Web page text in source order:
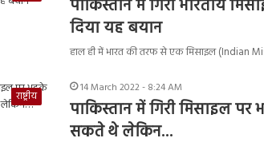
पाकिस्तान में गिरी भारतीय
दिया यह बयान
हाल ही में भारत की तरफ से एक मिसाइल (Indian
राष्ट्रीय
14 March 2022 - 8:24 AM
पाकिस्तान में गिरी मिसाइल
सकते थे लेकिन…